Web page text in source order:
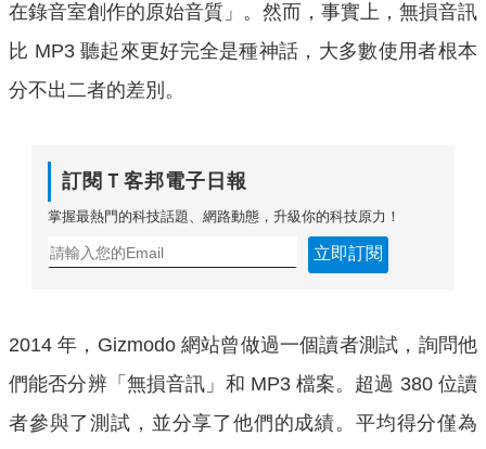
在錄音室創作的原始音質」。然而，事實上，無損音訊
比 MP3 聽起來更好完全是種神話，大多數使用者根本
分不出二者的差別。
訂閱Ｔ客邦電子日報
掌握最熱門的科技話題、網路動態，升級你的科技原力！
立即訂閱
2014 年，Gizmodo 網站曾做過一個讀者測試，詢問他
們能否分辨「無損音訊」和 MP3 檔案。超過 380 位讀
者參與了測試，並分享了他們的成績。平均得分僅為